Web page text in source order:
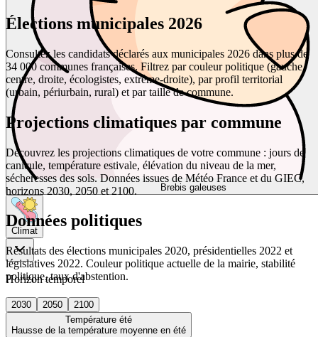
Brebis galeuses
Climat
Horizon temporel
2030 2050
2100
Température été
Hausse de la température moyenne en été
Élections municipales 2026
Consultez les candidats déclarés aux municipales 2026 dans plus de
34 000 communes françaises. Filtrez par couleur politique (gauche,
centre, droite, écologistes, extrême-droite), par profil territorial
(urbain, périurbain, rural) et par taille de commune.
Projections climatiques par commune
Découvrez les projections climatiques de votre commune : jours de
canicule, température estivale, élévation du niveau de la mer,
sécheresses des sols. Données issues de Météo France et du GIEC,
horizons 2030, 2050 et 2100.
Données politiques
Résultats des élections municipales 2020, présidentielles 2022 et
législatives 2022. Couleur politique actuelle de la mairie, stabilité
politique, taux d'abstention.